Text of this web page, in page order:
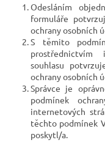
Odesláním
formuláře
ochrany osobních
S těmito
prostřednictvím
souhlasu
ochrany osobních
Správce je
podmínek
internetových
těchto podmínek
poskytl/a.